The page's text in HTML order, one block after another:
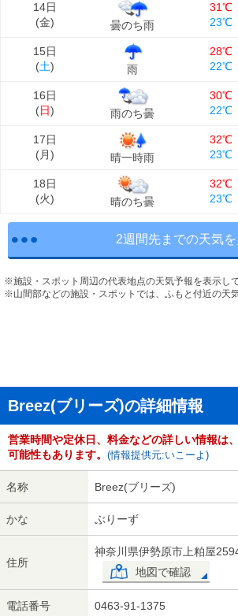
14日
(金) 曇のち雨
31℃
23℃
15日
(土) 雨
28℃
22℃
16日
(日) 雨のち曇
30℃
22℃
17日
(月) 晴一時雨
32℃
23℃
18日
(火) 晴のち曇
32℃
23℃
2週間先までの天気を
※施設・スポット周辺の代表地点の天気予報を表示して
※山間部などの施設・スポットでは、ふもと付近の天
Breez(ブリーズ)の詳細情報
営業時間や定休日、料金などの詳しい情報は
可能性もあります。 (情報提供元:いこーよ)
名称 Breez(ブリーズ)
かな ぶりーず
住所
神奈川県伊勢原市上粕屋
地図で確認
電話番号 0463-91-1375